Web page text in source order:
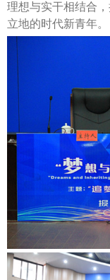
理想与实干相结合
立地的时代新青年。